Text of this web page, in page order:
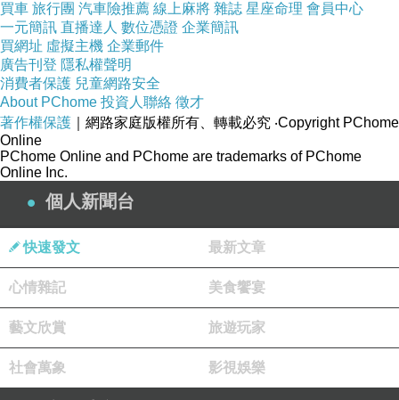
【信樂團的話】
出道十三年，信樂團經歷人生的起起伏伏，內心有著太多
感悟，對周圍環境更為關心，《一無所有》這首歌是我們
想要呼籲大家
壞時，天災人禍將不斷發生，當我們所處的環境，有一天
對我們抗議，甚至是反撲時，我們擁有的東西，終將會一
無所有
2009年至今我們將有 中國搖滾之父'美譽之稱的崔健經典作
品《一無所有》多次修改打磨，對歌曲意境進行反思、咀
嚼，隨著年歲增長，一次又一次體會領悟，終於琢磨出屬
於信樂團的版本，完全切合我們目前心境的正式版本！
買車 旅行團 汽車險推薦 線上麻將 雜誌 星座命理 會員中心
一元簡訊 直播達人 數位憑證 企業簡訊
買網址 虛擬主機 企業郵件
廣告刊登 隱私權聲明
消費者保護 兒童網路安全
About PChome 投資人聯絡 徵才
著作權保護 ｜網路家庭版權所有、轉載必究 ‧Copyright PChome
Online
PChome Online and PChome are trademarks of PChome
Online Inc.
個人新聞台
快速發文 最新文章
心情雜記 美食饗宴
藝文欣賞 旅遊玩家
社會萬象 影視娛樂